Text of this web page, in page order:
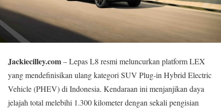
Jackiecilley.com– Lepas L8 resmi meluncurkan platform LEX
yang mendefinisikan ulang kategori SUV Plug-in Hybrid Electric
Vehicle (PHEV) di Indonesia. Kendaraan ini menjanjikan daya
jelajah total melebihi 1.300 kilometer dengan sekali pengisian